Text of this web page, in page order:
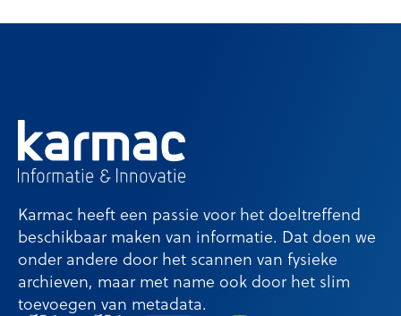
Karmac heeft een passie voor het doeltreffend
beschikbaar maken van informatie. Dat doen we
onder andere door het scannen van fysieke
archieven, maar met name ook door het slim
toevoegen van metadata.